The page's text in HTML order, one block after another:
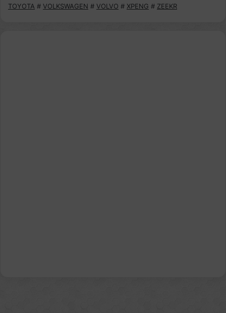
TOYOTA # VOLKSWAGEN # VOLVO # XPENG # ZEEKR